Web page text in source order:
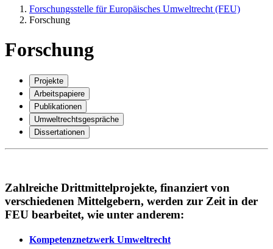
Forschungsstelle für Europäisches Umweltrecht (FEU)
Forschung
Forschung
Projekte
Arbeitspapiere
Publikationen
Umweltrechtsgespräche
Dissertationen
Zahlreiche Drittmittelprojekte, finanziert von
verschiedenen Mittelgebern, werden zur Zeit in der
FEU bearbeitet, wie unter anderem:
Kompetenznetzwerk Umweltrecht